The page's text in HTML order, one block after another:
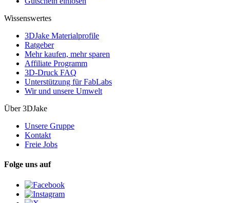
Wissenswertes
3DJake Materialprofile
Ratgeber
Mehr kaufen, mehr sparen
Affiliate Programm
3D-Druck FAQ
Unterstützung für FabLabs
Wir und unsere Umwelt
Über 3DJake
Unsere Gruppe
Kontakt
Freie Jobs
Folge uns auf